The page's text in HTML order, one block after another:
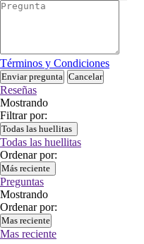
Términos y Condiciones
Enviar pregunta Cancelar
Reseñas
Mostrando
Filtrar por:
Todas las huellitas
Todas las huellitas
Ordenar por:
Más reciente
Preguntas
Mostrando
Ordenar por:
Mas reciente
Mas reciente